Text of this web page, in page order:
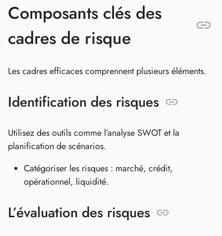
Composants clés des
cadres de risque
Les cadres efficaces comprennent plusieurs éléments.
Identification des risques
Utilisez des outils comme l’analyse SWOT et la
planification de scénarios.
Catégoriser les risques : marché, crédit,
opérationnel, liquidité.
L’évaluation des risques